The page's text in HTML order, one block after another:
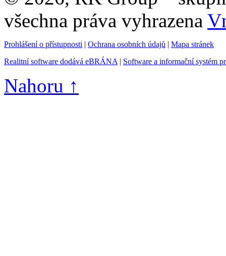
všechna práva vyhrazena
Prohlášení o přístupnosti | Ochrana osobních údajů | Mapa stránek
Realitní software dodává eBRÁNA | Software a informační systém
Nahoru ↑